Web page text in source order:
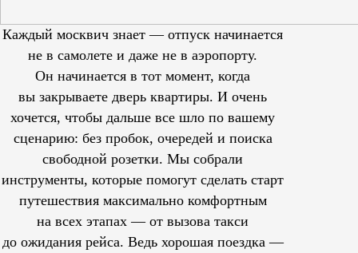
Каждый москвич знает — отпуск начинается
не в самолете и даже не в аэропорту.
Он начинается в тот момент, когда
вы закрываете дверь квартиры. И очень
хочется, чтобы дальше все шло по вашему
сценарию: без пробок, очередей и поиска
свободной розетки. Мы собрали
инструменты, которые помогут сделать старт
путешествия максимально комфортным
на всех этапах — от вызова такси
до ожидания рейса. Ведь хорошая поездка —